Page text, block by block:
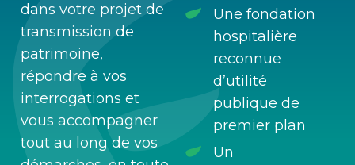
dans votre projet de
transmission de
patrimoine,
répondre à vos
interrogations et
vous accompagner
tout au long de vos
Une fondation
hospitalière
reconnue
d’utilité
publique de
premier plan
Un